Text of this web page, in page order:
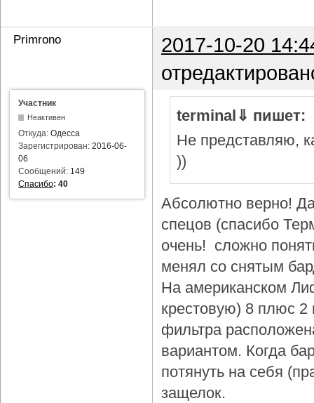
Primrono
2017-10-20
Участник
Неактивен
Откуда: Одесса
Зарегистрирован: 2016-06-
06
Сообщений: 149
Спасибо: 40
terminal⇓ пишет:
Не представляю,
))
Абсолютно верно!
спецов (спасибо
очень! сложно
менял со снятым
На американском
крестовую) 8 плюс 2
фильтра
вариантом. Когда
потянуть на себя
защелок.